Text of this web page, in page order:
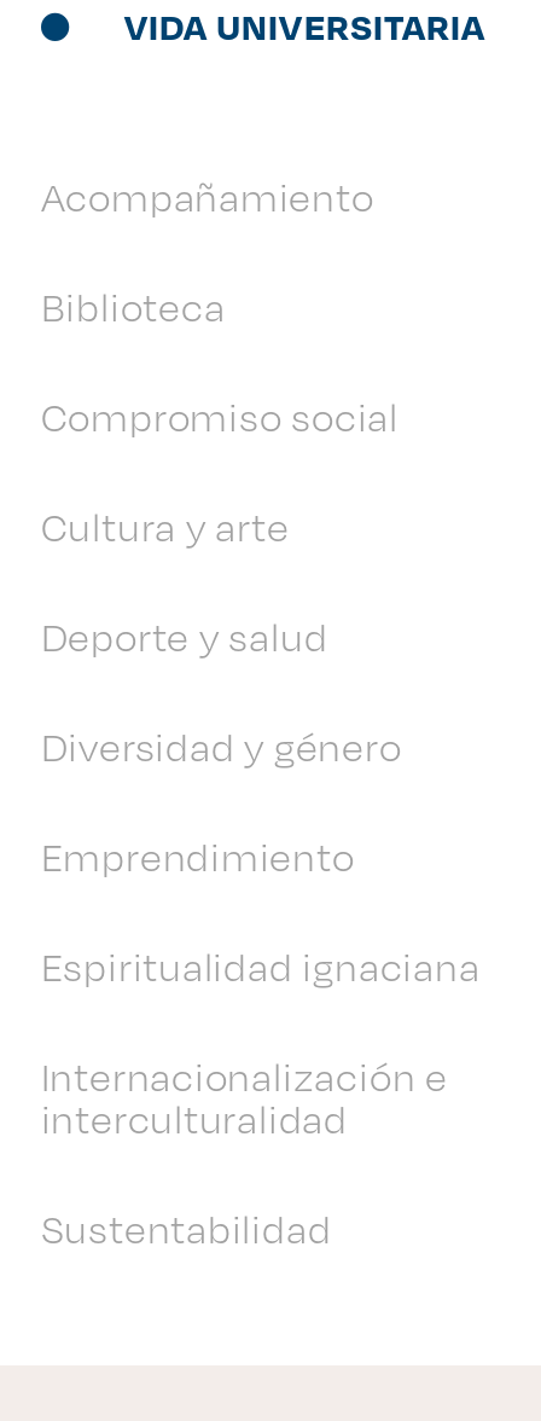
VIDA UNIVERSITARIA
Acompañamiento
Biblioteca
Compromiso social
Cultura y arte
Deporte y salud
Diversidad y género
Emprendimiento
Espiritualidad ignaciana
Internacionalización e
interculturalidad
Sustentabilidad